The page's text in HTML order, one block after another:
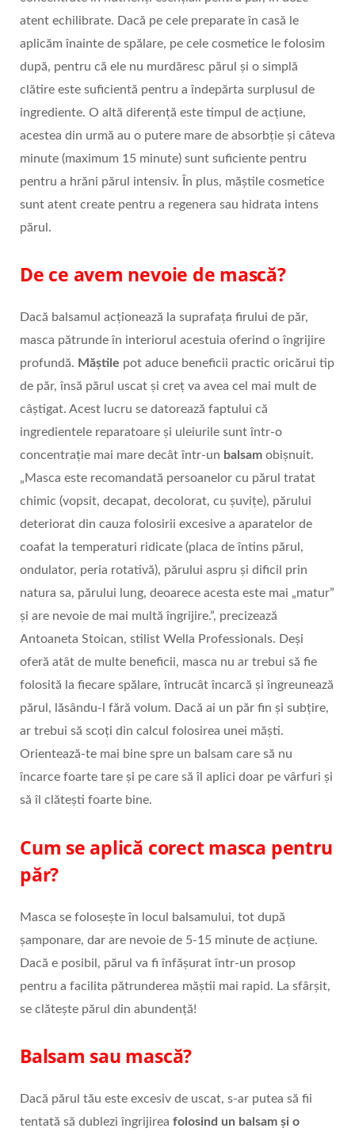
atent echilibrate. Dacă pe cele preparate în casă le
aplicăm înainte de spălare, pe cele cosmetice le folosim
după, pentru că ele nu murdăresc părul și o simplă
clătire este suficientă pentru a îndepărta surplusul de
ingrediente. O altă diferență este timpul de acțiune,
acestea din urmă au o putere mare de absorbție și câteva
minute (maximum 15 minute) sunt suficiente pentru
pentru a hrăni părul intensiv. În plus, măștile cosmetice
sunt atent create pentru a regenera sau hidrata intens
părul.
De ce avem nevoie de mască?
Dacă balsamul acționează la suprafața firului de păr,
masca pătrunde în interiorul acestuia oferind o îngrijire
profundă. Măștile pot aduce beneficii practic oricărui tip
de păr, însă părul uscat și creț va avea cel mai mult de
câștigat. Acest lucru se datorează faptului că
ingredientele reparatoare și uleiurile sunt într-o
concentrație mai mare decât într-un balsam obișnuit.
„Masca este recomandată persoanelor cu părul tratat
chimic (vopsit, decapat, decolorat, cu șuvițe), părului
deteriorat din cauza folosirii excesive a aparatelor de
coafat la temperaturi ridicate (placa de întins părul,
ondulator, peria rotativă), părului aspru și dificil prin
natura sa, părului lung, deoarece acesta este mai „matur”
și are nevoie de mai multă îngrijire.”, precizează
Antoaneta Stoican, stilist Wella Professionals. Deși
oferă atât de multe beneficii, masca nu ar trebui să fie
folosită la fiecare spălare, întrucât încarcă și îngreunează
părul, lăsându-l fără volum. Dacă ai un păr fin și subțire,
ar trebui să scoți din calcul folosirea unei măști.
Orientează-te mai bine spre un balsam care să nu
încarce foarte tare și pe care să îl aplici doar pe vârfuri și
să îl clătești foarte bine.
Cum se aplică corect masca pentru
păr?
Masca se folosește în locul balsamului, tot după
șamponare, dar are nevoie de 5-15 minute de acțiune.
Dacă e posibil, părul va fi înfășurat într-un prosop
pentru a facilita pătrunderea măștii mai rapid. La sfârșit,
se clătește părul din abundență!
Balsam sau mască?
Dacă părul tău este excesiv de uscat, s-ar putea să fii
tentată să dublezi îngrijirea folosind un balsam și o